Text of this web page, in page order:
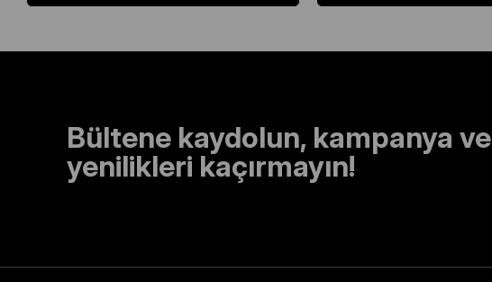
Bültene kaydolun, kampanya ve
yenilikleri kaçırmayın!